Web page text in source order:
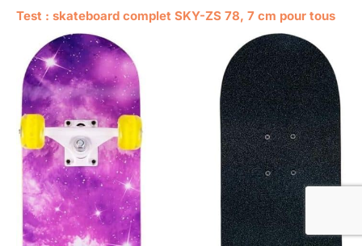
Test : skateboard complet SKY-ZS 78, 7 cm pour tous